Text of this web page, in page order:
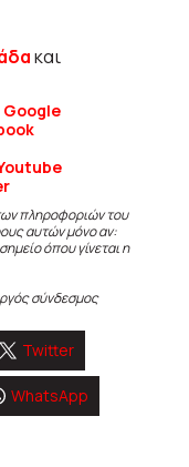
και
Google
πληροφοριών του
αυτών μόνο αν:
όπου γίνεται η
σύνδεσμος
Twitter
WhatsApp